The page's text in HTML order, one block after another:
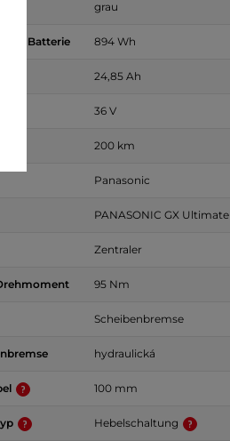
grau
der Batterie 894 Wh
24,85 Ah
36 V
200 km
Panasonic
PANASONIC GX Ultimate
Zentraler
95 Nm
Scheibenbremse
hydraulická
100 mm
Hebelschaltung